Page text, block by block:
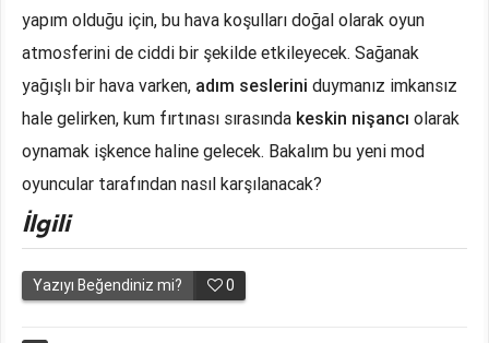
yapım olduğu için, bu hava koşulları doğal olarak oyun
atmosferini de ciddi bir şekilde etkileyecek. Sağanak
yağışlı bir hava varken, adım seslerini duymanız imkansız
hale gelirken, kum fırtınası sırasında keskin nişancı olarak
oynamak işkence haline gelecek. Bakalım bu yeni mod
oyuncular tarafından nasıl karşılanacak?
İlgili
Yazıyı Beğendiniz mi? 0